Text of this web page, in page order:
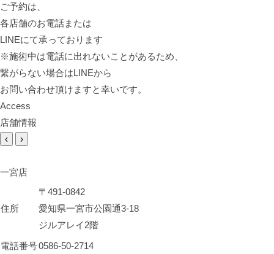
ご予約は、
各店舗のお電話または
LINEにて承っております
※施術中は電話に出れないことがあるため、
繋がらない場合はLINEから
お問い合わせ頂けますと幸いです。
Access
店舗情報
‹
›
一宮店
住所
〒491-0842
愛知県一宮市公園通3-18
ジルアレイ2階
電話番号0586-50-2714